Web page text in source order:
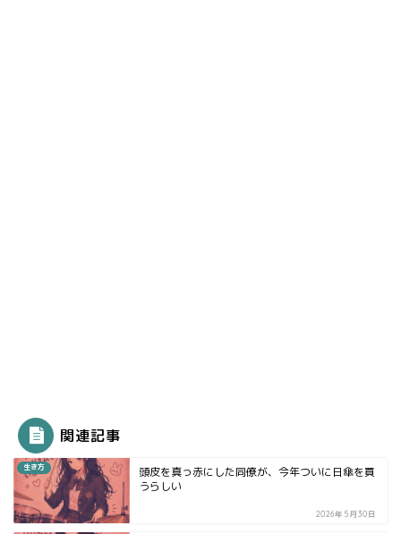
関連記事
生き方
頭皮を真っ赤にした同僚が、今年ついに日傘を買
うらしい
2026年5月30日